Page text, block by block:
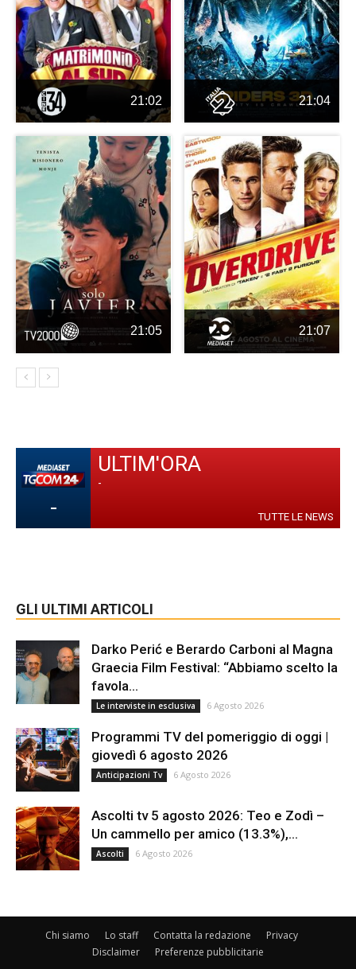
21:02 21:04
21:05 21:07
-
ULTIM'ORA
-
TUTTE LE NEWS
GLI ULTIMI ARTICOLI
Darko Perić e Berardo Carboni al Magna
Graecia Film Festival: “Abbiamo scelto la
favola...
Le interviste in esclusiva 6 Agosto 2026
Programmi TV del pomeriggio di oggi |
giovedì 6 agosto 2026
Anticipazioni Tv 6 Agosto 2026
Ascolti tv 5 agosto 2026: Teo e Zodì –
Un cammello per amico (13.3%),...
Ascolti 6 Agosto 2026
Chi siamo Lo staff Contatta la redazione
Privacy
Disclaimer
Preferenze pubblicitarie